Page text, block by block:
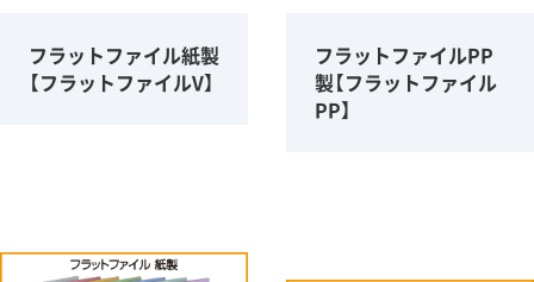
フラットファイル紙製
【フラットファイルV】
フラットファイルPP
製【フラットファイル
PP】